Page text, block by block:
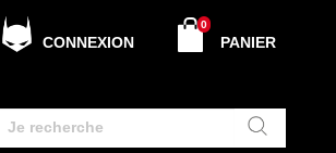
CONNEXION PANIER
0